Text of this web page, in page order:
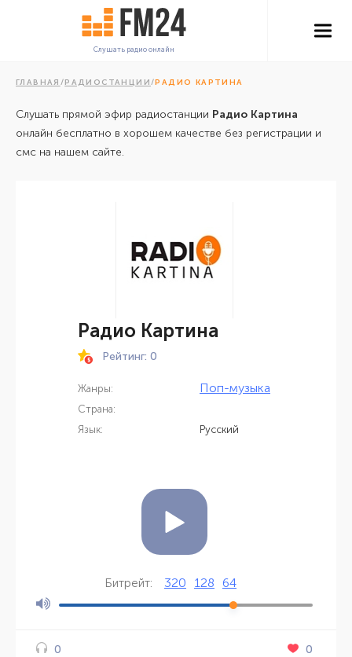
Слушать радио онлайн
ГЛАВНАЯ /РАДИОСТАНЦИИ/РАДИО КАРТИНА
Слушать прямой эфир радиостанции Радио Картина
онлайн бесплатно в хорошем качестве без регистрации и
смс на нашем сайте.
Радио Картина
Рейтинг: 0
Жанры: Поп-музыка
Страна:
Язык:
Русский
Битрейт: 320 128 64
0 0